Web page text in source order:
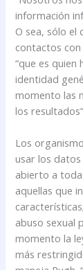
información
O sea, sólo el
contactos con
“que es quien
identidad
momento las
los
Los
usar los
abierto a
aquellas que
abuso sexual
momento la
más